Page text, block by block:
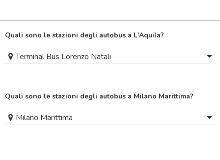
Quali sono le stazioni degli autobus a L'Aquila?
Terminal Bus Lorenzo Natali
Quali sono le stazioni degli autobus a Milano Marittima?
Milano Marittima